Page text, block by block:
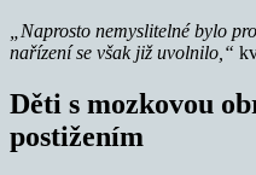
„Naprosto nemyslitelné bylo
nařízení se však již uvolnilo,“
Děti s mozkovou
postižením